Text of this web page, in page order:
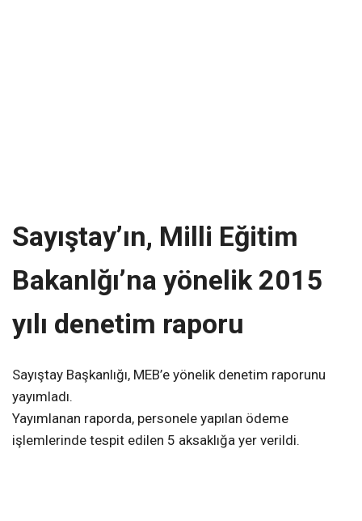
Sayıştay’ın, Milli Eğitim
Bakanlğı’na yönelik 2015
yılı denetim raporu
Sayıştay Başkanlığı, MEB’e yönelik denetim raporunu
yayımladı.
Yayımlanan raporda, personele yapılan ödeme
işlemlerinde tespit edilen 5 aksaklığa yer verildi.